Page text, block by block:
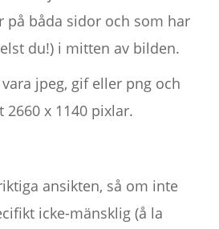
på båda sidor och som har
du!) i mitten av bilden.
jpeg, gif eller png och
x 1140 pixlar.
ansikten, så om inte
icke-mänsklig (å la